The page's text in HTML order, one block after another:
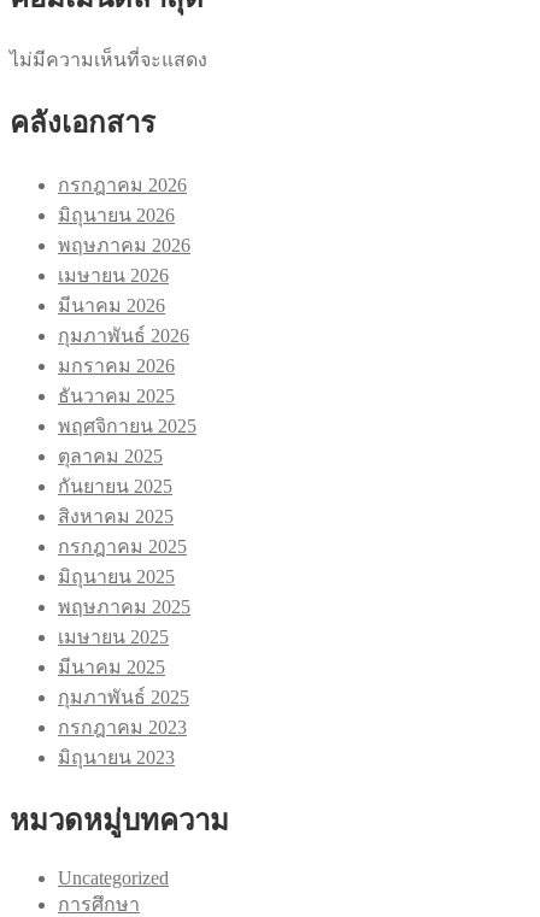
ไม่มีความเห็นที่จะแสดง
คลังเอกสาร
กรกฎาคม 2026
มิถุนายน 2026
พฤษภาคม 2026
เมษายน 2026
มีนาคม 2026
กุมภาพันธ์ 2026
มกราคม 2026
ธันวาคม 2025
พฤศจิกายน 2025
ตุลาคม 2025
กันยายน 2025
สิงหาคม 2025
กรกฎาคม 2025
มิถุนายน 2025
พฤษภาคม 2025
เมษายน 2025
มีนาคม 2025
กุมภาพันธ์ 2025
กรกฎาคม 2023
มิถุนายน 2023
หมวดหมู่บทความ
Uncategorized
การศึกษา